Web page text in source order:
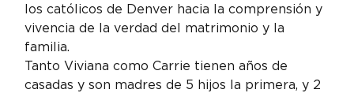
los católicos de Denver hacia la comprensión y
vivencia de la verdad del matrimonio y la
familia.
Tanto Viviana como Carrie tienen años de
casadas y son madres de 5 hijos la primera, y 2